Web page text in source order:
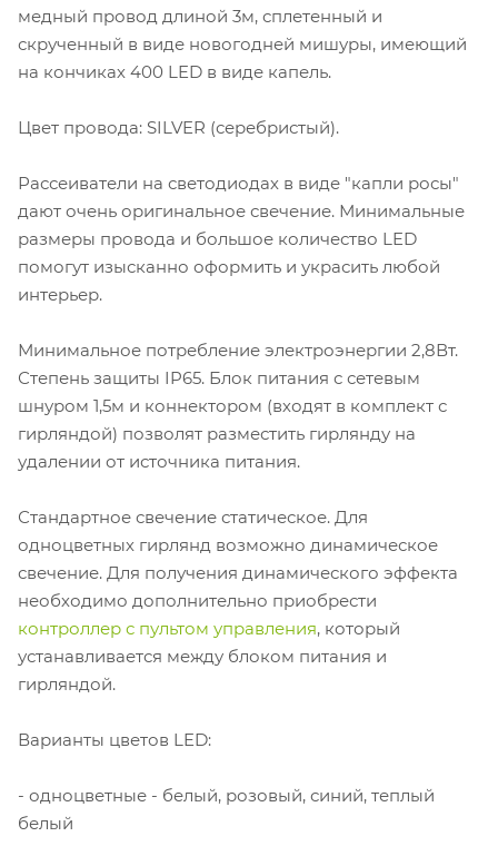
медный провод длиной 3м, сплетенный и
скрученный в виде новогодней мишуры, имеющий
на кончиках 400 LED в виде капель.
Цвет провода: SILVER (серебристый).
Рассеиватели на светодиодах в виде "капли росы"
дают очень оригинальное свечение. Минимальные
размеры провода и большое количество LED
помогут изысканно оформить и украсить любой
интерьер.
Минимальное потребление электроэнергии 2,8Вт.
Степень защиты IP65. Блок питания с сетевым
шнуром 1,5м и коннектором (входят в комплект с
гирляндой) позволят разместить гирлянду на
удалении от источника питания.
Стандартное свечение статическое. Для
одноцветных гирлянд возможно динамическое
свечение. Для получения динамического эффекта
необходимо дополнительно приобрести
контроллер с пультом управления, который
устанавливается между блоком питания и
гирляндой.
Варианты цветов LED:
- одноцветные - белый, розовый, синий, теплый
белый